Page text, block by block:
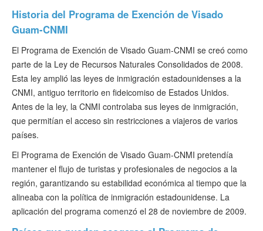
Historia del Programa de Exención de Visado
Guam-CNMI
El Programa de Exención de Visado Guam-CNMI se creó como
parte de la Ley de Recursos Naturales Consolidados de 2008.
Esta ley amplió las leyes de inmigración estadounidenses a la
CNMI, antiguo territorio en fideicomiso de Estados Unidos.
Antes de la ley, la CNMI controlaba sus leyes de inmigración,
que permitían el acceso sin restricciones a viajeros de varios
países.
El Programa de Exención de Visado Guam-CNMI pretendía
mantener el flujo de turistas y profesionales de negocios a la
región, garantizando su estabilidad económica al tiempo que la
alineaba con la política de inmigración estadounidense. La
aplicación del programa comenzó el 28 de noviembre de 2009.